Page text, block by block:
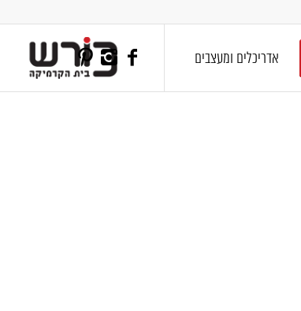
אדריכלים ומעצבים